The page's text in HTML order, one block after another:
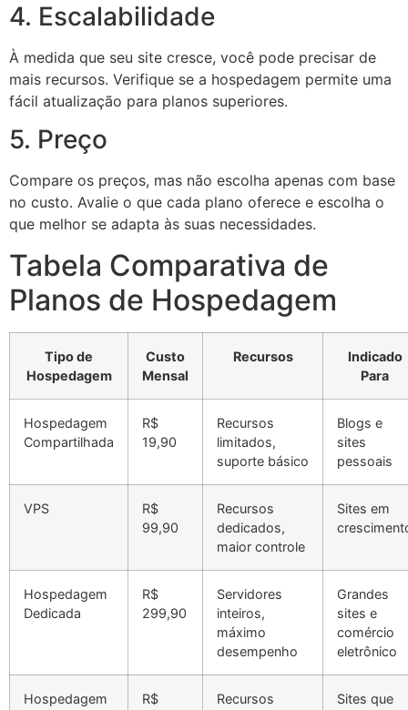
4. Escalabilidade
À medida que seu site cresce, você pode precisar de
mais recursos. Verifique se a hospedagem permite uma
fácil atualização para planos superiores.
5. Preço
Compare os preços, mas não escolha apenas com base
no custo. Avalie o que cada plano oferece e escolha o
que melhor se adapta às suas necessidades.
Tabela Comparativa de
Planos de Hospedagem
Tipo de
Hospedagem
Custo
Mensal
Recursos
Indicado
Para
Hospedagem
Compartilhada
R$
19,90
Recursos
limitados,
suporte básico
Blogs e
sites
pessoais
VPS
R$
99,90
Recursos
dedicados,
maior controle
Sites em
Hospedagem
Dedicada
R$
299,90
Servidores
inteiros,
máximo
desempenho
Grandes
sites e
comércio
eletrônico
Hospedagem
R$
Recursos
Sites que